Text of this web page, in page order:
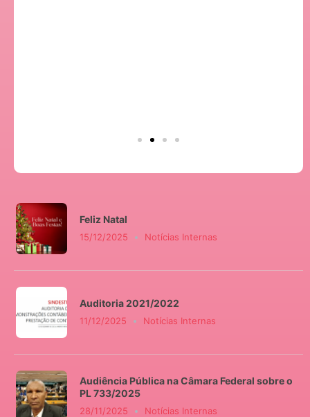
Feliz Natal
15/12/2025 Notícias Internas
Auditoria 2021/2022
11/12/2025 Notícias Internas
Audiência Pública na Câmara Federal sobre o
PL 733/2025
28/11/2025 Notícias Internas